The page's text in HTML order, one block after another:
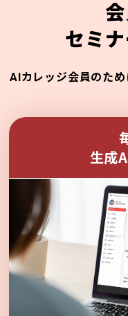
セミ
AIカレッジ会員のた
生成